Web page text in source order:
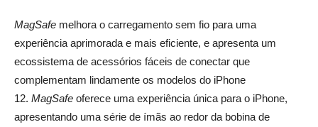
MagSafe melhora o carregamento sem fio para uma
experiência aprimorada e mais eficiente, e apresenta um
ecossistema de acessórios fáceis de conectar que
complementam lindamente os modelos do iPhone
12. MagSafe oferece uma experiência única para o iPhone,
apresentando uma série de ímãs ao redor da bobina de